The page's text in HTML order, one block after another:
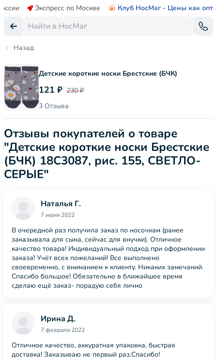
Экспресс по Москве Клуб НосМаг - Цены как опт
Назад
Детские короткие носки Брестские (БЧК)
121 ₽ 230 ₽
3 Отзыва
Отзывы покупателей о товаре
"Детские короткие носки Брестские
(БЧК) 18С3087, рис. 155, СВЕТЛО-
СЕРЫЕ"
Наталья Г.
7 июня 2022
В очередной раз получила заказ по носочкам (ранее
заказывала для сына, сейчас для внучки). Отличное
качество товара! Индивидуальный подход при оформлении
заказа! Учёт всех пожеланий! Все выполнено
своевременно, с вниманием к клиенту. Никаких замечаний.
Спасибо большое! Обязательно в ближайшее время
сделаю ещё заказ- порадую себя лично
Ирина Д.
7 февраля 2022
Отличное качество, аккуратная упаковка, быстрая
доставка! Заказываю не первый раз.Спасибо!